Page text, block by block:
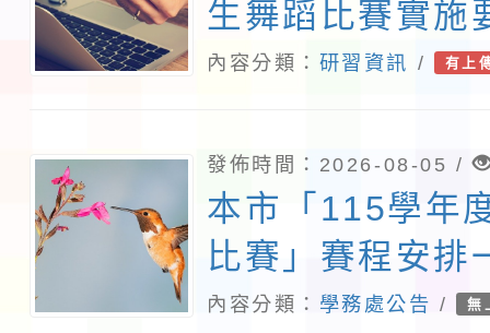
生舞蹈比賽實施
內容分類： 研習資訊 / 有上
發佈時間：2026-08-05 /
本市「115學年
比賽」賽程安排
內容分類： 學務處公告 / 無